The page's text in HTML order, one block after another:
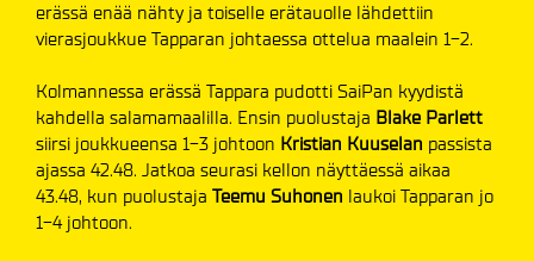
erässä enää nähty ja toiselle erätauolle lähdettiin
vierasjoukkue Tapparan johtaessa ottelua maalein 1-2.
Kolmannessa erässä Tappara pudotti SaiPan kyydistä
kahdella salamamaalilla. Ensin puolustaja Blake Parlett
siirsi joukkueensa 1-3 johtoon Kristian Kuuselan passista
ajassa 42.48. Jatkoa seurasi kellon näyttäessä aikaa
43.48, kun puolustaja Teemu Suhonen laukoi Tapparan jo
1-4 johtoon.